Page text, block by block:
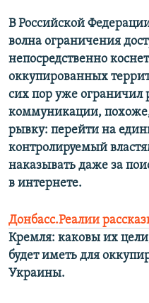
В Российской
волна ограничения
непосредственно
оккупированных
сих пор уже ограничил
коммуникации, похоже,
рывку: перейти на
контролируемый
наказывать даже за
в интернете.
Донбасс.Реалии
Кремля: каковы их
будет иметь для
Украины.